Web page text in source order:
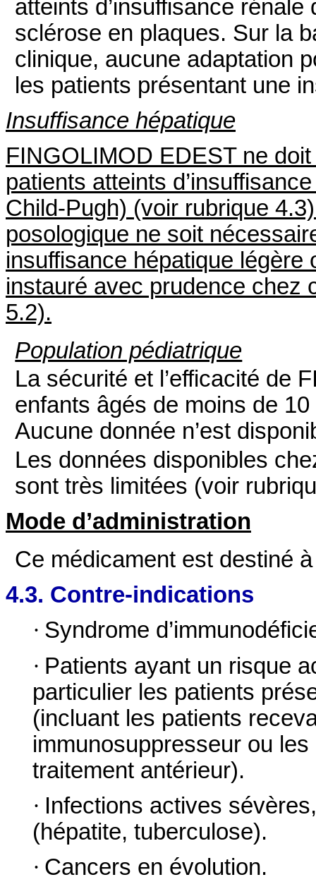
atteints d’insuffisance
sclérose en plaques. Sur la
clinique, aucune adaptation
les patients présentant une
Insuffisance hépatique
FINGOLIMOD EDEST ne
patients atteints
Child-Pugh) (voir rubrique
posologique ne soit
insuffisance hépatique légère
instauré avec prudence chez
5.2).
Population pédiatrique
La sécurité et l’efficacité de
enfants âgés de moins de
Aucune donnée n’est
Les données disponibles
sont très limitées (voir
Mode d’administration
Ce médicament est destiné
4.3. Contre-indications
· Syndrome
· Patients ayant un risque
particulier les patients
(incluant les patients
immunosuppresseur ou
traitement antérieur).
· Infections actives
(hépatite, tuberculose).
· Cancers en évolution.